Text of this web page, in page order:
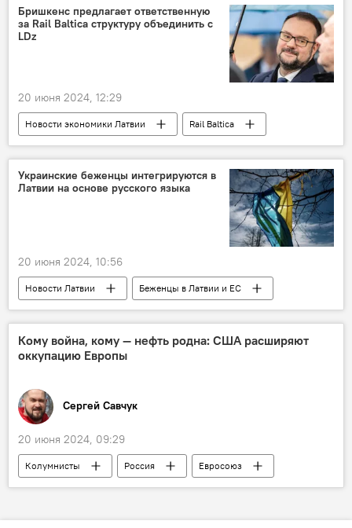
Татьяна Жданок
Мирослав Митрофанов
Бришкенс предлагает ответственную
за Rail Baltica структуру объединить с
LDz
20 июня 2024, 12:29
Новости экономики Латвии
Rail Baltica
железная дорога
Каспарс Бришкенс
RB Rail
Латвийская железная дорога (LDz)
Украинские беженцы интегрируются в
Латвии на основе русского языка
20 июня 2024, 10:56
Новости Латвии
Беженцы в Латвии и ЕС
украинцы
русский язык
интеграция
Кому война, кому — нефть родна: США расширяют
оккупацию Европы
Сергей Савчук
20 июня 2024, 09:29
Колумнисты Россия
Евросоюз
США
нефть